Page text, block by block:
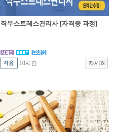
직무스트레스관리사 [자격증 과정]
10시간